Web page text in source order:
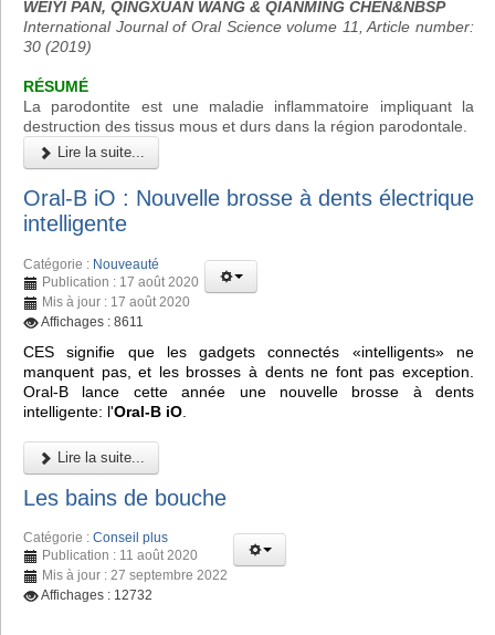
WEIYI PAN, QINGXUAN WANG & QIANMING CHEN&NBSP
International Journal of Oral Science volume 11, Article number:
30 (2019)
RÉSUMÉ
La parodontite est une maladie inflammatoire impliquant la
destruction des tissus mous et durs dans la région parodontale.
Lire la suite...
Oral-B iO : Nouvelle brosse à dents électrique
intelligente
Catégorie : Nouveauté
Publication : 17 août 2020
Mis à jour : 17 août 2020
Affichages : 8611
CES signifie que les gadgets connectés «intelligents» ne
manquent pas, et les brosses à dents ne font pas exception.
Oral-B lance cette année une nouvelle brosse à dents
intelligente: l'Oral-B iO
Lire la suite...
Les bains de bouche
Catégorie : Conseil plus
Publication : 11 août 2020
Mis à jour : 27 septembre 2022
Affichages : 12732